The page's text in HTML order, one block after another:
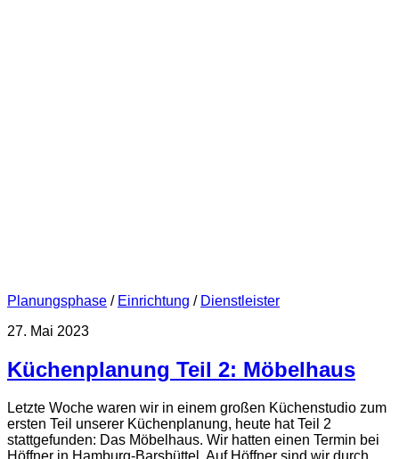
Planungsphase / Einrichtung / Dienstleister
27. Mai 2023
Küchenplanung Teil 2: Möbelhaus
Letzte Woche waren wir in einem großen Küchenstudio zum
ersten Teil unserer Küchenplanung, heute hat Teil 2
stattgefunden: Das Möbelhaus. Wir hatten einen Termin bei
Höffner in Hamburg-Barsbüttel. Auf Höffner sind wir durch